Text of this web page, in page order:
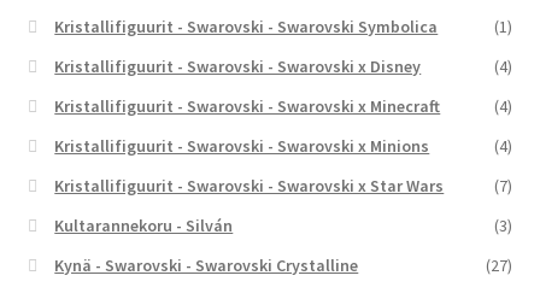
Kristallifiguurit - Swarovski - Swarovski Symbolica
(1)
Kristallifiguurit - Swarovski - Swarovski x Disney
(4)
Kristallifiguurit - Swarovski - Swarovski x Minecraft
(4)
Kristallifiguurit - Swarovski - Swarovski x Minions
(4)
Kristallifiguurit - Swarovski - Swarovski x Star Wars
(7)
Kultarannekoru - Silván
(3)
Kynä - Swarovski - Swarovski Crystalline
(27)